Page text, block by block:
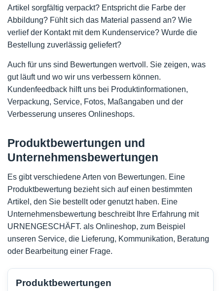
Artikel sorgfältig verpackt? Entspricht die Farbe der
Abbildung? Fühlt sich das Material passend an? Wie
verlief der Kontakt mit dem Kundenservice? Wurde die
Bestellung zuverlässig geliefert?
Auch für uns sind Bewertungen wertvoll. Sie zeigen, was
gut läuft und wo wir uns verbessern können.
Kundenfeedback hilft uns bei Produktinformationen,
Verpackung, Service, Fotos, Maßangaben und der
Verbesserung unseres Onlineshops.
Produktbewertungen und
Unternehmensbewertungen
Es gibt verschiedene Arten von Bewertungen. Eine
Produktbewertung bezieht sich auf einen bestimmten
Artikel, den Sie bestellt oder genutzt haben. Eine
Unternehmensbewertung beschreibt Ihre Erfahrung mit
URNENGESCHÄFT. als Onlineshop, zum Beispiel
unseren Service, die Lieferung, Kommunikation, Beratung
oder Bearbeitung einer Frage.
Produktbewertungen